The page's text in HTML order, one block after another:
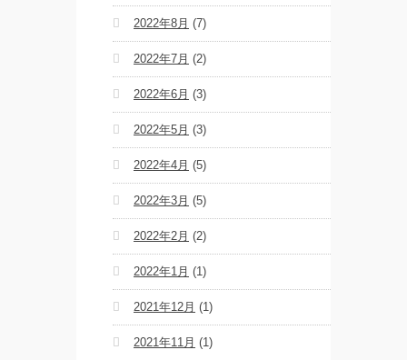
2022年8月 (7)
2022年7月 (2)
2022年6月 (3)
2022年5月 (3)
2022年4月 (5)
2022年3月 (5)
2022年2月 (2)
2022年1月 (1)
2021年12月 (1)
2021年11月 (1)